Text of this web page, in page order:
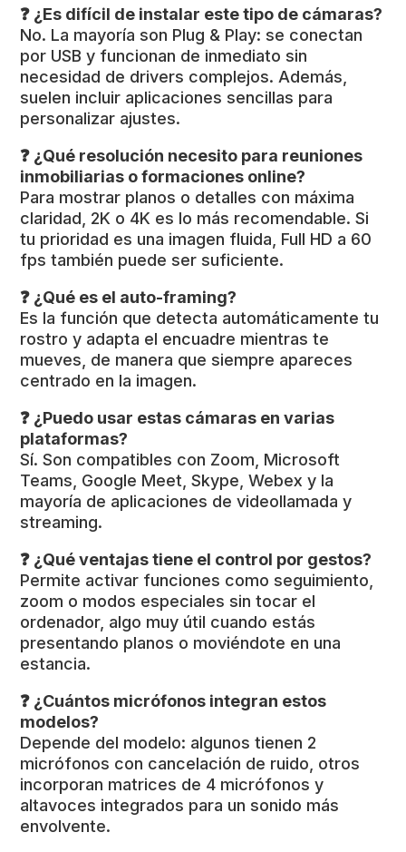
❓ ¿Es difícil de instalar este tipo de cámaras?
No. La mayoría son Plug & Play: se conectan
por USB y funcionan de inmediato sin
necesidad de drivers complejos. Además,
suelen incluir aplicaciones sencillas para
personalizar ajustes.
❓ ¿Qué resolución necesito para reuniones
inmobiliarias o formaciones online?
Para mostrar planos o detalles con máxima
claridad, 2K o 4K es lo más recomendable. Si
tu prioridad es una imagen fluida, Full HD a 60
fps también puede ser suficiente.
❓ ¿Qué es el auto-framing?
Es la función que detecta automáticamente tu
rostro y adapta el encuadre mientras te
mueves, de manera que siempre apareces
centrado en la imagen.
❓ ¿Puedo usar estas cámaras en varias
plataformas?
Sí. Son compatibles con Zoom, Microsoft
Teams, Google Meet, Skype, Webex y la
mayoría de aplicaciones de videollamada y
streaming.
❓ ¿Qué ventajas tiene el control por gestos?
Permite activar funciones como seguimiento,
zoom o modos especiales sin tocar el
ordenador, algo muy útil cuando estás
presentando planos o moviéndote en una
estancia.
❓ ¿Cuántos micrófonos integran estos
modelos?
Depende del modelo: algunos tienen 2
micrófonos con cancelación de ruido, otros
incorporan matrices de 4 micrófonos y
altavoces integrados para un sonido más
envolvente.